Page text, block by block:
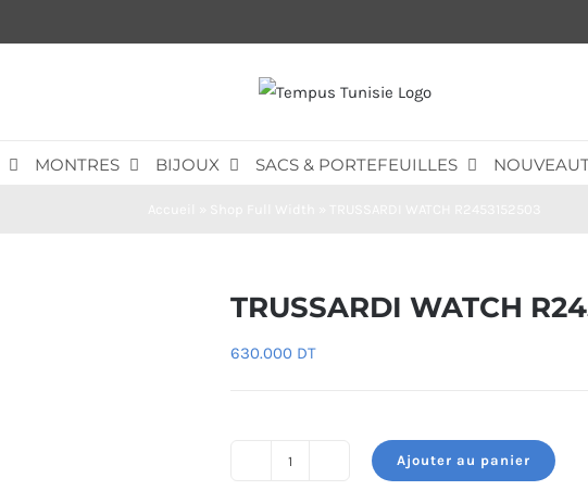
MONTRES BIJOUX SACS & PORTEFEUILLES
TRUSSARDI WATCH
630.000 DT
Ajouter au panier